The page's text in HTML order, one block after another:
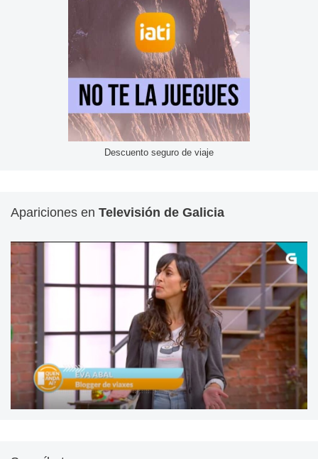
Descuento seguro de viaje
Apariciones en Televisión de Galicia